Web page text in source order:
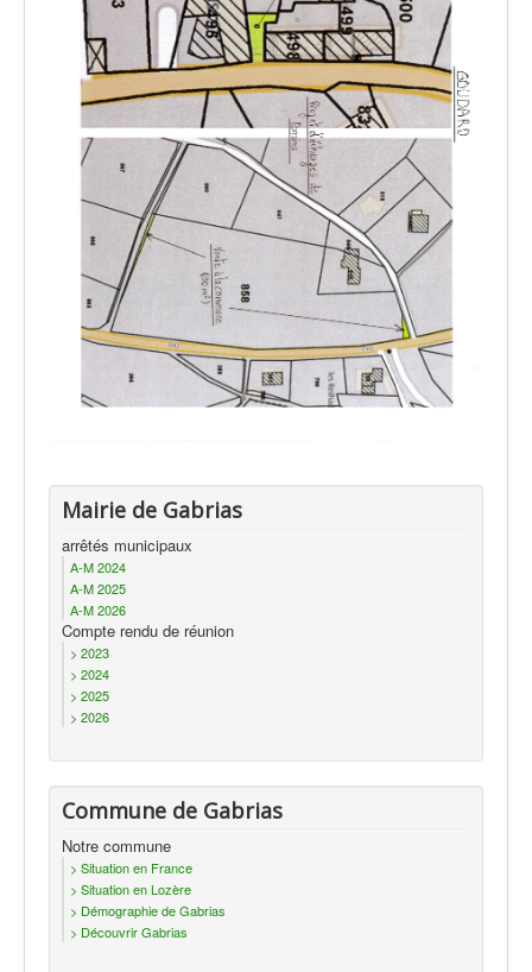
Mairie de Gabrias
arrêtés municipaux
A-M 2024
A-M 2025
A-M 2026
Compte rendu de réunion
> 2023
> 2024
> 2025
> 2026
Commune de Gabrias
Notre commune
> Situation en France
> Situation en Lozère
> Démographie de Gabrias
> Découvrir Gabrias